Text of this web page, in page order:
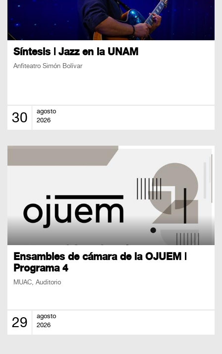
Síntesis | Jazz en la UNAM
Anfiteatro Simón Bolívar
30
agosto
2026
Ensambles de cámara de la OJUEM |
Programa 4
MUAC, Auditorio
29
agosto
2026